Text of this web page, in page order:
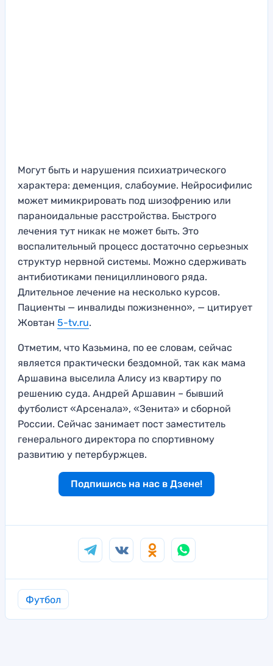
Могут быть и нарушения психиатрического
характера: деменция, слабоумие. Нейросифилис
может мимикрировать под шизофрению или
параноидальные расстройства. Быстрого
лечения тут никак не может быть. Это
воспалительный процесс достаточно серьезных
структур нервной системы. Можно сдерживать
антибиотиками пенициллинового ряда.
Длительное лечение на несколько курсов.
Пациенты — инвалиды пожизненно», — цитирует
Жовтан 5-tv.ru.
Отметим, что Казьмина, по ее словам, сейчас
является практически бездомной, так как мама
Аршавина выселила Алису из квартиру по
решению суда. Андрей Аршавин – бывший
футболист «Арсенала», «Зенита» и сборной
России. Сейчас занимает пост заместитель
генерального директора по спортивному
развитию у петербуржцев.
Подпишись на нас в Дзене!
Футбол